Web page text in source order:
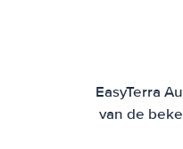
EasyTerra
van de